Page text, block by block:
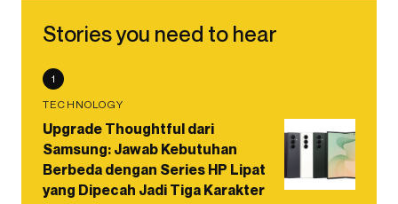
Stories you need to hear
1
TECHNOLOGY
Upgrade Thoughtful dari
Samsung: Jawab Kebutuhan
Berbeda dengan Series HP Lipat
yang Dipecah Jadi Tiga Karakter